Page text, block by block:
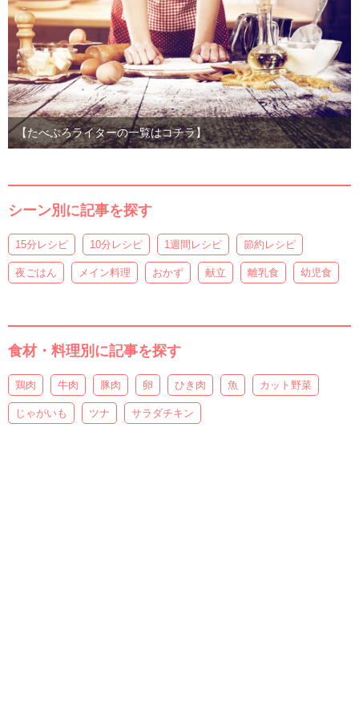
【たべぷろライターの一覧はコチラ】
シーン別に記事を探す
15分レシピ 10分レシピ 1週間レシピ 節約レシピ
夜ごはん メイン料理 おかず 献立 離乳食 幼児食
食材・料理別に記事を探す
鶏肉 牛肉 豚肉 卵 ひき肉 魚 カット野菜
じゃがいも ツナ サラダチキン